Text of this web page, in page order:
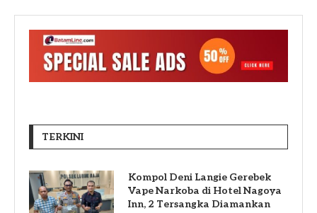
TERKINI
Kompol Deni Langie Gerebek
Vape Narkoba di Hotel Nagoya
Inn, 2 Tersangka Diamankan